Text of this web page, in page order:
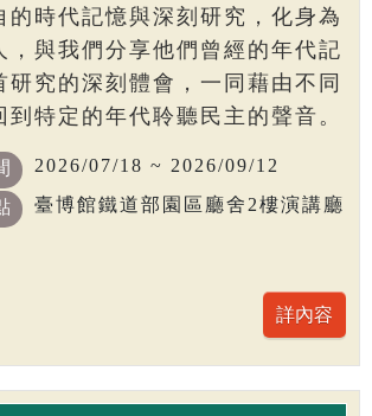
的時代記憶與深刻研究，化身為
，與我們分享他們曾經的年代記
研究的深刻體會，一同藉由不同
到特定的年代聆聽民主的聲音。
2026/07/18 ~ 2026/09/12
臺博館鐵道部園區廳舍2樓演講廳